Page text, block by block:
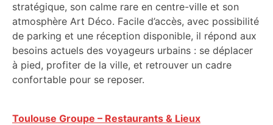
stratégique, son calme rare en centre-ville et son
atmosphère Art Déco. Facile d’accès, avec possibilité
de parking et une réception disponible, il répond aux
besoins actuels des voyageurs urbains : se déplacer
à pied, profiter de la ville, et retrouver un cadre
confortable pour se reposer.
Toulouse Groupe – Restaurants & Lieux